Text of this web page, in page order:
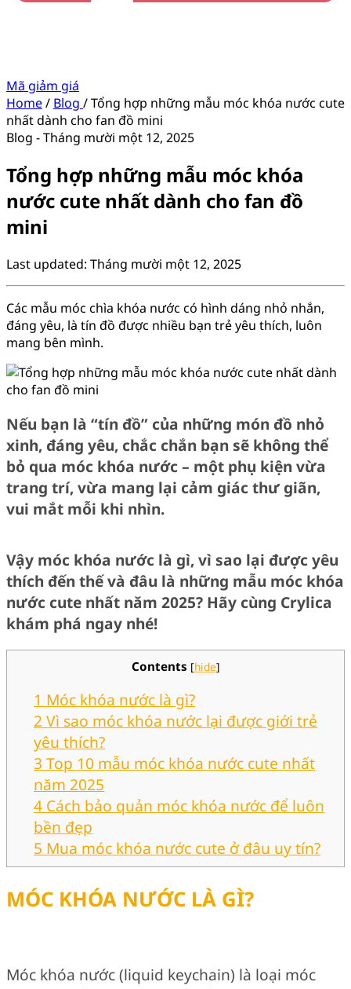
Mã giảm giá
Home/ Blog /Tổng hợp những mẫu móc khóa nước cute
nhất dành cho fan đồ mini
Blog -Tháng mười một 12, 2025
Tổng hợp những mẫu móc khóa
nước cute nhất dành cho fan đồ
mini
Last updated: Tháng mười một 12, 2025
Các mẫu móc chìa khóa nước có hình dáng nhỏ nhắn,
đáng yêu, là tín đồ được nhiều bạn trẻ yêu thích, luôn
mang bên mình.
Nếu bạn là “tín đồ” của những món đồ nhỏ
xinh, đáng yêu, chắc chắn bạn sẽ không thể
bỏ qua móc khóa nước – một phụ kiện vừa
trang trí, vừa mang lại cảm giác thư giãn,
vui mắt mỗi khi nhìn.
Vậy móc khóa nước là gì, vì sao lại được yêu
thích đến thế và đâu là những mẫu móc khóa
nước cute nhất năm 2025? Hãy cùng Crylica
khám phá ngay nhé!
Contents [hide]
1 Móc khóa nước là gì?
2 Vì sao móc khóa nước lại được giới trẻ
yêu thích?
3 Top 10 mẫu móc khóa nước cute nhất
năm 2025
4 Cách bảo quản móc khóa nước để luôn
bền đẹp
5 Mua móc khóa nước cute ở đâu uy tín?
MÓC KHÓA NƯỚC LÀ GÌ?
Móc khóa nước (liquid keychain) là loại móc